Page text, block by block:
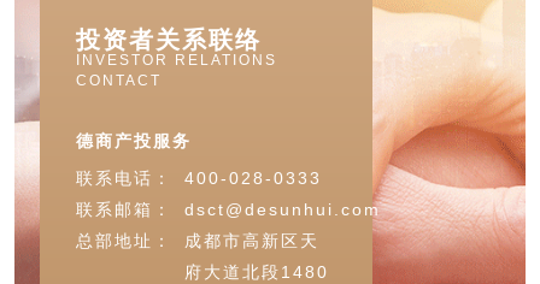
投资者关系联络
INVESTOR RELATIONS
CONTACT
德商产投服务
联系电话：
400-028-0333
联系邮箱：
dsct@desunhui.com
总部地址：
成都市高新区天
府大道北段1480